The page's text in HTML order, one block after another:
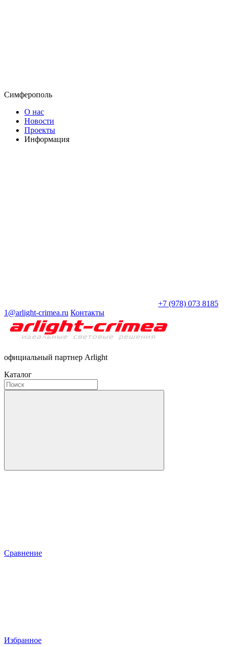
Симферополь
О нас
Новости
Проекты
Информация
+7 (978) 073 8185
1@arlight-crimea.ru Контакты
официальный партнер Arlight
Каталог
Сравнение
Избранное